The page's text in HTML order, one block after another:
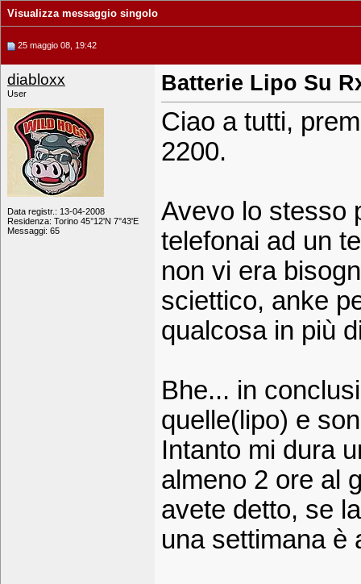
Visualizza messaggio singolo
25 maggio 08, 19:42
diabloxx
User
Data registr.: 13-04-2008
Residenza: Torino 45°12'N 7°43'E
Messaggi: 65
Batterie Lipo Su
Ciao a tutti,
2200.
Avevo lo stesso
telefonai ad un
non vi era
sciettico, anke
qualcosa in più
Bhe... in
quelle(lipo) e
Intanto mi dura
almeno 2 ore al
avete detto, se
una settimana